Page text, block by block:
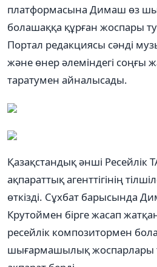
платформасына Димаш өз
болашаққа құрған жоспары
Портал редакциясы сәнді
және өнер әлеміндегі соңғы
таратумен айналысады.
Қазақстандық әнші Ресейлік
ақпараттық агенттігінің
өткізді. Сұхбат барысында
Крутоймен бірге жасап
ресейлік композитормен
шығармашылық жоспарлары